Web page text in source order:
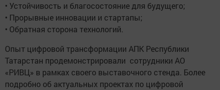
• Устойчивость и благосостояние для будущего;
• Прорывные инновации и стартапы;
• Обратная сторона технологий.
Опыт цифровой трансформации АПК Республики
Татарстан продемонстрировали сотрудники АО
«РИВЦ» в рамках своего выставочного стенда. Более
подробно об актуальных проектах по цифровой